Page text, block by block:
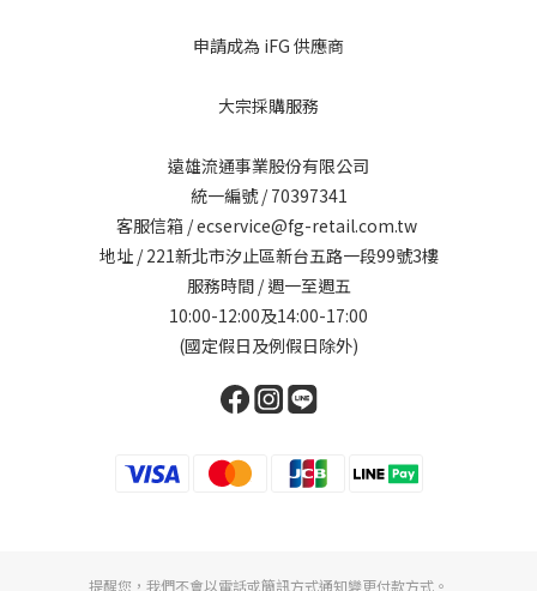
申請成為 iFG 供應商
大宗採購服務
遠雄流通事業股份有限公司
統一編號 / 70397341
客服信箱 / ecservice@fg-retail.com.tw
地址 / 221新北市汐止區新台五路一段99號3樓
服務時間 / 週一至週五
10:00-12:00及14:00-17:00
(國定假日及例假日除外)
提醒您，我們不會以電話或簡訊方式通知變更付款方式。